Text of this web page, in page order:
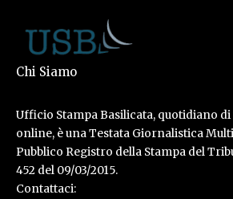
Chi Siamo
Ufficio Stampa Basilicata, quotidiano
online, è una Testata Giornalistica
Pubblico Registro della Stampa del
452 del 09/03/2015.
Contattaci: